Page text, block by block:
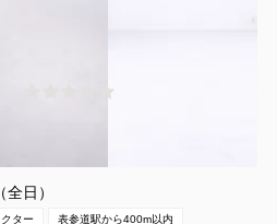
日）
ター 表参道駅から400m以内